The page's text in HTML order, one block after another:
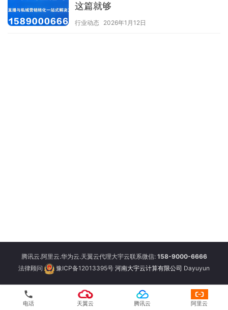
这篇就够
行业动态 2026年1月12日
腾讯云.阿里云.华为云.天翼云代理大宇云联系微信: 158-9000-6666
法律顾问
豫ICP备12013395号 河南大宇云计算有限公司 Dayuyun
phone
电话 天翼云 腾讯云 阿里云